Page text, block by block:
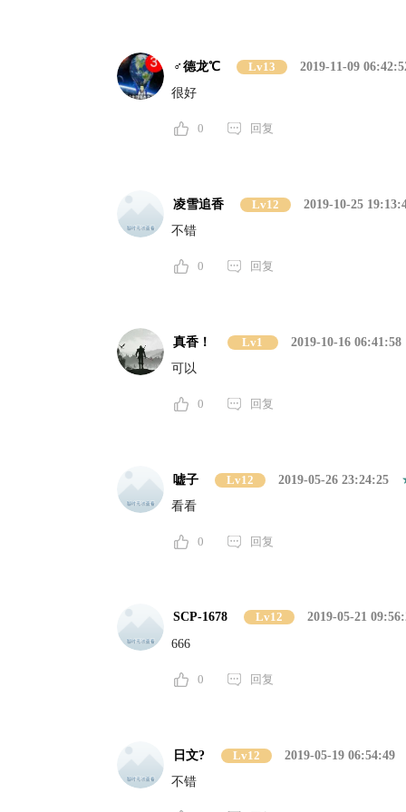
♂德龙℃ Lv13
2019-11-09
很好
0 回复
凌雪追香 Lv12
2019-10-25
不错
0 回复
真香！ Lv1
2019-10-16 06:41:58
可以
0 回复
嘘子 Lv12
2019-05-26 23:24:25
看看
0 回复
SCP-1678 Lv12
2019-05-21
666
0 回复
日文? Lv12
2019-05-19 06:54:49
不错